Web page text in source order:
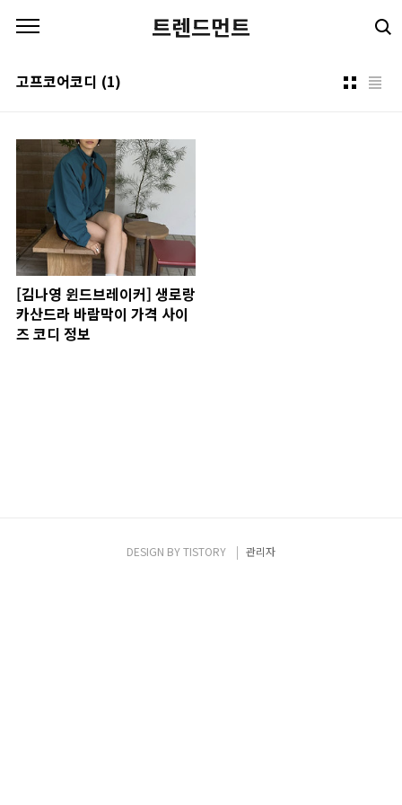
트렌드먼트
고프코어코디 (1)
[김나영 윈드브레이커] 생로랑
카산드라 바람막이 가격 사이
즈 코디 정보
DESIGN BYTISTORY 관리자